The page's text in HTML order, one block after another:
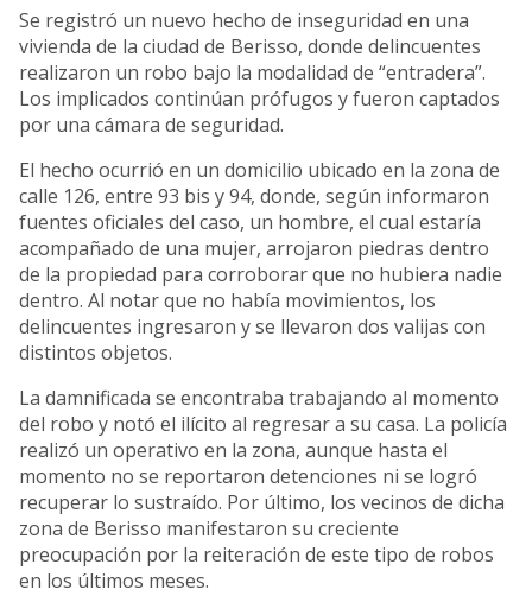
Se registró un nuevo hecho de inseguridad en una
vivienda de la ciudad de Berisso, donde delincuentes
realizaron un robo bajo la modalidad de “entradera”.
Los implicados continúan prófugos y fueron captados
por una cámara de seguridad.
El hecho ocurrió en un domicilio ubicado en la zona de
calle 126, entre 93 bis y 94, donde, según informaron
fuentes oficiales del caso, un hombre, el cual estaría
acompañado de una mujer, arrojaron piedras dentro
de la propiedad para corroborar que no hubiera nadie
dentro. Al notar que no había movimientos, los
delincuentes ingresaron y se llevaron dos valijas con
distintos objetos.
La damnificada se encontraba trabajando al momento
del robo y notó el ilícito al regresar a su casa. La policía
realizó un operativo en la zona, aunque hasta el
momento no se reportaron detenciones ni se logró
recuperar lo sustraído. Por último, los vecinos de dicha
zona de Berisso manifestaron su creciente
preocupación por la reiteración de este tipo de robos
en los últimos meses.